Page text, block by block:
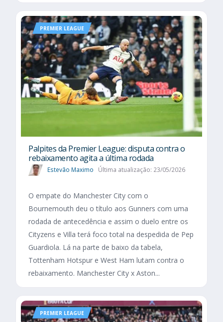
PREMIER LEAGUE
Palpites da Premier League: disputa contra o
rebaixamento agita a última rodada
Estevão Maximo Última atualização: 23/05/2026
O empate do Manchester City com o
Bournemouth deu o título aos Gunners com uma
rodada de antecedência e assim o duelo entre os
Cityzens e Villa terá foco total na despedida de Pep
Guardiola. Lá na parte de baixo da tabela,
Tottenham Hotspur e West Ham lutam contra o
rebaixamento. Manchester City x Aston...
PREMIER LEAGUE